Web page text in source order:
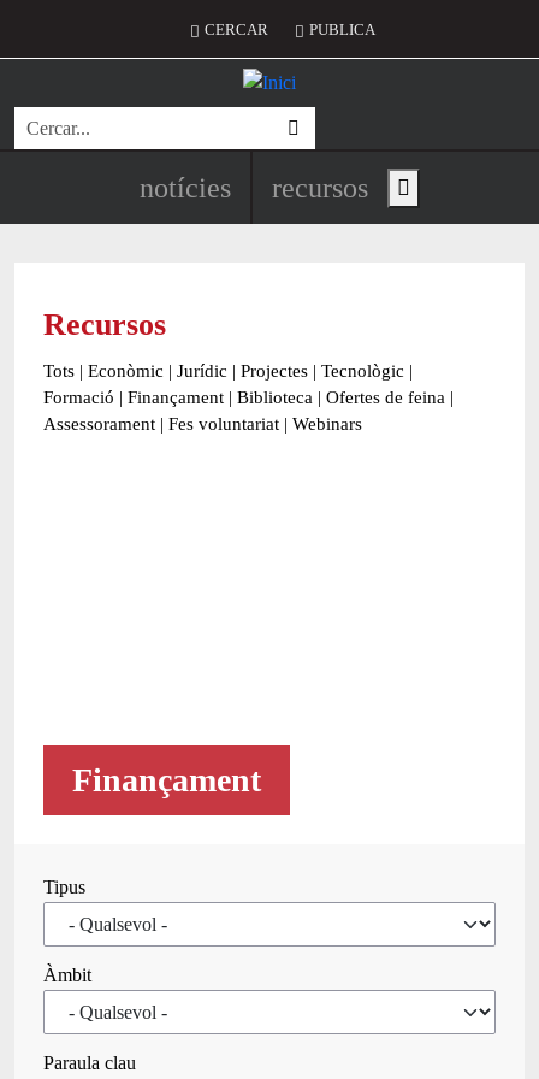
Menú del compte d'usuari
CERCAR PUBLICA
Cerca
Navegació principal de
notícies recursos Show main menu
Recursos
Tots | Econòmic | Jurídic | Projectes | Tecnològic |
Formació | Finançament | Biblioteca | Ofertes de feina |
Assessorament | Fes voluntariat | Webinars
Finançament
Tipus
Àmbit
Paraula clau